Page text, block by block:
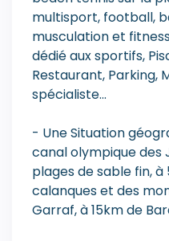
multisport, football,
musculation et
dédié aux sportifs,
Restaurant, Parking,
spécialiste...
- Une Situation
canal olympique des
plages de sable fin,
calanques et des
Garraf, à 15km de